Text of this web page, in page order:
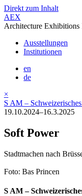
Direkt zum Inhalt
AEX
Architecture Exhibitions
Ausstellungen
Institutionen
en
de
×
S AM –
19.10.2024–16.3.2025
Soft Power
Stadtmachen nach
Foto: Bas Princen
S AM –